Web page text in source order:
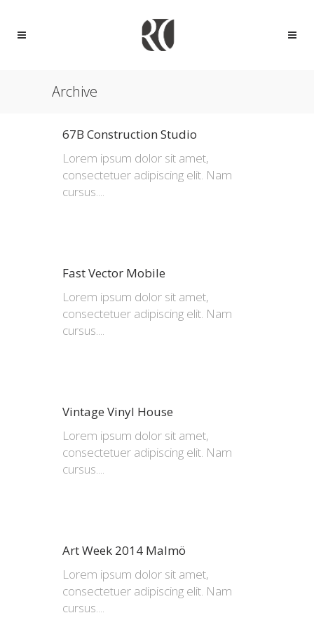
Archive
67B Construction Studio
Lorem ipsum dolor sit amet,
consectetuer adipiscing elit. Nam
cursus....
Fast Vector Mobile
Lorem ipsum dolor sit amet,
consectetuer adipiscing elit. Nam
cursus....
Vintage Vinyl House
Lorem ipsum dolor sit amet,
consectetuer adipiscing elit. Nam
cursus....
Art Week 2014 Malmö
Lorem ipsum dolor sit amet,
consectetuer adipiscing elit. Nam
cursus....